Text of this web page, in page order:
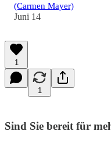
(Carmen Mayer)
Juni 14
1
1
Sind Sie bereit für